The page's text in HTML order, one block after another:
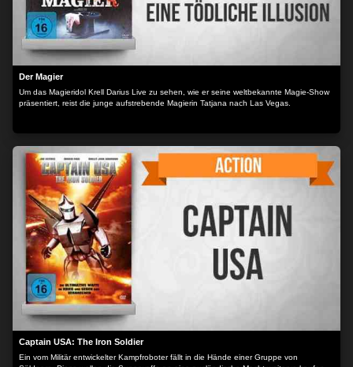
Der Magier
Um das Magieridol Krell Darius Live zu sehen, wie er seine weltbekannte Magie-Show
präsentiert, reist die junge aufstrebende Magierin Tatjana nach Las Vegas.
Captain USA: The Iron Soldier
Ein vom Militär entwickelter Kampfroboter fällt in die Hände einer Gruppe von